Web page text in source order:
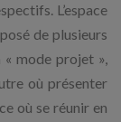
L’espace
de plusieurs
« mode projet »,
où présenter
où se réunir en